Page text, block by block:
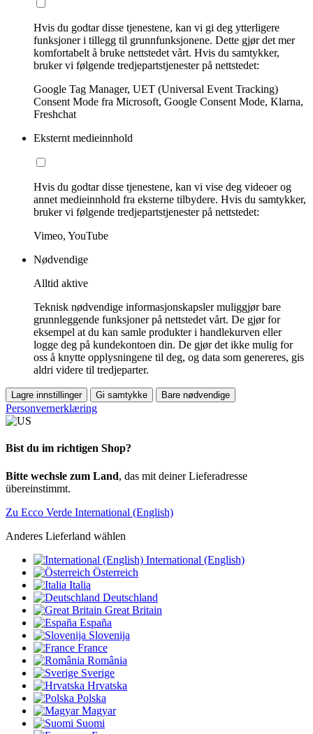
Hvis du godtar disse tjenestene, kan vi gi deg ytterligere
funksjoner i tillegg til grunnfunksjonene. Dette gjør det mer
komfortabelt å bruke nettstedet vårt. Hvis du samtykker,
bruker vi følgende tredjepartstjenester på nettstedet:
Google Tag Manager, UET (Universal Event Tracking)
Consent Mode fra Microsoft, Google Consent Mode, Klarna,
Freshchat
Eksternt medieinnhold
Hvis du godtar disse tjenestene, kan vi vise deg videoer og
annet medieinnhold fra eksterne tilbydere. Hvis du samtykker,
bruker vi følgende tredjepartstjenester på nettstedet:
Vimeo, YouTube
Nødvendige
Alltid aktive
Teknisk nødvendige informasjonskapsler muliggjør bare
grunnleggende funksjoner på nettstedet vårt. De gjør for
eksempel at du kan samle produkter i handlekurven eller
logge deg på kundekontoen din. De gjør det ikke mulig for
oss å knytte opplysningene til deg, og data som genereres, gis
aldri videre til tredjeparter.
Lagre innstillinger Gi samtykke Bare nødvendige
Personvernerklæring
Bist du im richtigen Shop?
Bitte wechsle zum Land, das mit deiner Lieferadresse
übereinstimmt.
Zu Ecco Verde International (English)
Anderes Lieferland wählen
International (English)
Österreich
Italia
Deutschland
Great Britain
España
Slovenija
France
România
Sverige
Hrvatska
Polska
Magyar
Suomi